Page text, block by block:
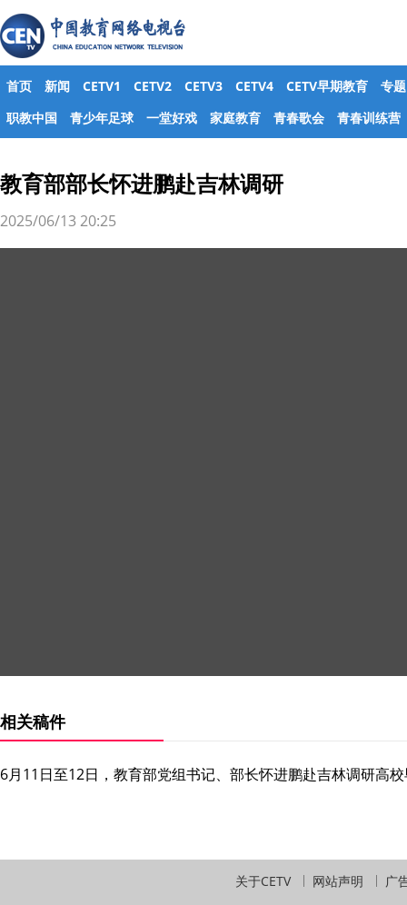
首页 新闻 CETV1 CETV2 CETV3 CETV4 CETV早期教育
专题
职教中国
青少年足球 一堂好戏 家庭教育 青春歌会 青春训练营
教育部部长怀进鹏赴吉林调研
2025/06/13 20:25
相关稿件
6月11日至12日，教育部党组书记、部长怀进鹏赴吉林调研高
关于CETV 网站声明 广